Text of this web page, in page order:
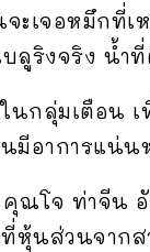
ะเจอหมึกที่
บลูริงจริง น้
กลุ่มเตือน เ
นมีอาการแน่
โจ ท่าจีน อั
หุ้นส่วนจาก